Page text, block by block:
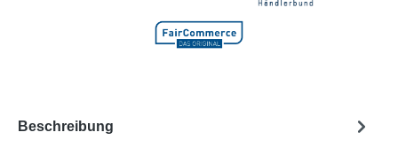
Beschreibung